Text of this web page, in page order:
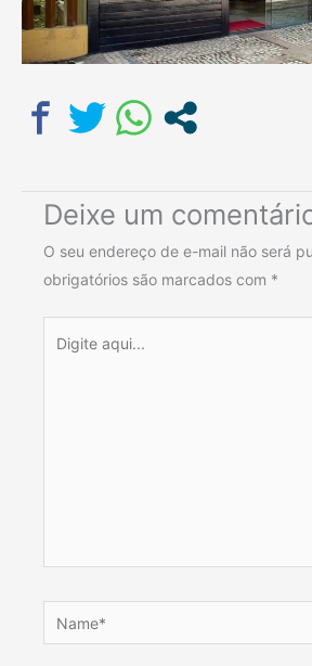
Deixe um
O seu endereço de e-mail não será
obrigatórios são marcados com *
aqui...